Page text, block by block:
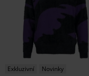
Exkluzivní Novinky